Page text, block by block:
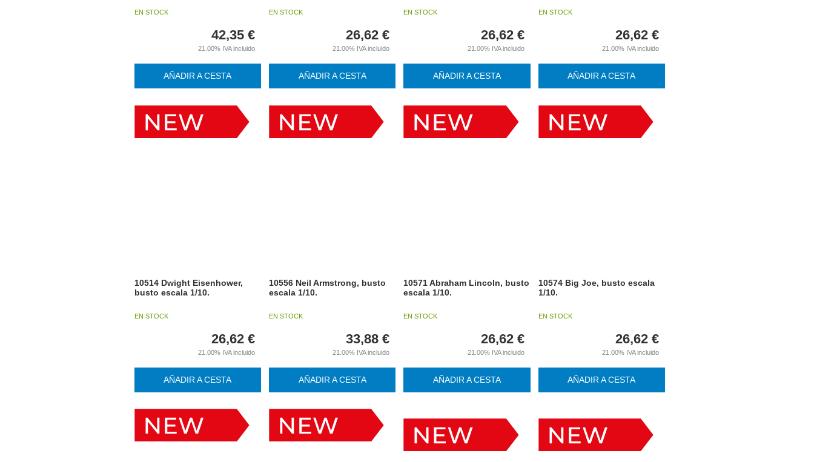
EN STOCK
42,35 €
21.00% IVA incluido
AÑADIR A CESTA
EN STOCK
26,62 €
21.00% IVA incluido
AÑADIR A CESTA
EN STOCK
26,62 €
21.00% IVA incluido
AÑADIR A CESTA
EN STOCK
26,62 €
21.00% IVA incluido
AÑADIR A CESTA
10514 Dwight Eisenhower,
busto escala 1/10.
EN STOCK
26,62 €
21.00% IVA incluido
AÑADIR A CESTA
10556 Neil Armstrong, busto
escala 1/10.
EN STOCK
33,88 €
21.00% IVA incluido
AÑADIR A CESTA
10571 Abraham Lincoln, busto
escala 1/10.
EN STOCK
26,62 €
21.00% IVA incluido
AÑADIR A CESTA
10574 Big Joe, busto escala
1/10.
EN STOCK
26,62 €
21.00% IVA incluido
AÑADIR A CESTA